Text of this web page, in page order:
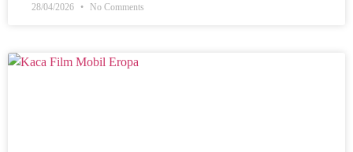
28/04/2026 No Comments